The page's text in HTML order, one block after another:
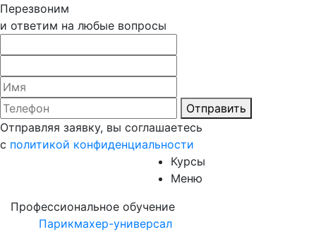
Перезвоним
и ответим на любые вопросы
Отправить
Отправляя заявку, вы соглашаетесь
с политикой конфиденциальности
Курсы
Меню
Профессиональное обучение
Парикмахер-универсал